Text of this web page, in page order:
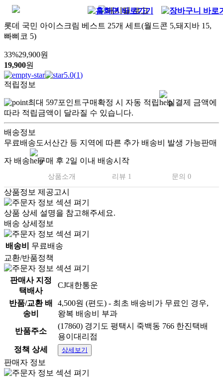
롯데 국민 아이스크림 베스트 25개 세트(월드콘 5,돼지바 15,
빠삐코 5)
33%29,900원
19,900원
5.0(1)
적립정보
최대 597포인트구매확정 시 자동 적립
실결제 금액에
따라 적립금액이 달라질 수 있습니다.
배송정보
무료배송도서산간 등 지역에 따른 추가 배송비 발생 가능판매
자 배송 구매 후 2일 이내 배송시작
상품소개 리뷰 1 문의 0
상품정보 제공고시
상품 상세 설명을 참고해주세요.
배송 상세정보
배송비
무료배송
교환/반품정책
판매사 지정
택배사
CJ대한통운
반품/교환 배
송비
4,500원 (편도) - 최초 배송비가 무료인 경우,
왕복 배송비 부과
반품주소
(17860) 경기도 평택시 죽백동 766 한진택배
용이대리점
정책 상세
상세보기
판매자 정보